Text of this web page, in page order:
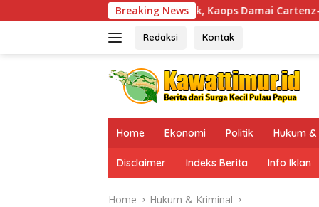
to
Breaking News
Sinak, Kaops Damai Cartenz-2026 Pastikan Kesiapan
Redaksi Kontak
Home Ekonomi Politik Hukum
Disclaimer Indeks Berita Info Iklan
Home Hukum & Kriminal